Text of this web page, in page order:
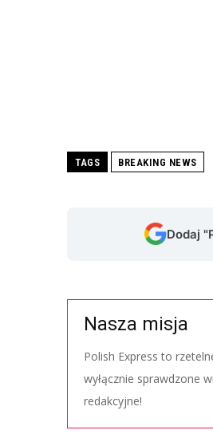
TAGS BREAKING NEWS
Dodaj
Nasza misja
Polish Express to
wyłącznie sprawdzone
redakcyjne!